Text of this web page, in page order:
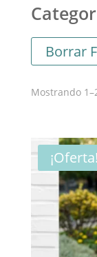
Borrar
Mostrando
¡Oferta!